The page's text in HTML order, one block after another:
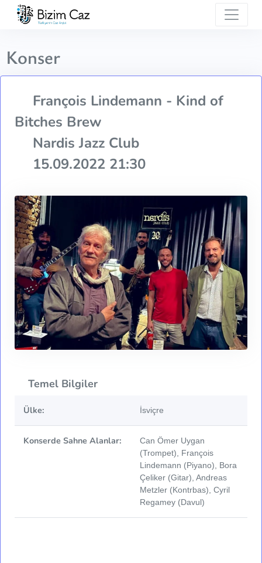
Konser
François Lindemann - Kind of
Bitches Brew
Nardis Jazz Club
15.09.2022 21:30
Temel Bilgiler
Ülke: İsviçre
Konserde Sahne Alanlar:
Can Ömer Uygan
(Trompet), François
Lindemann (Piyano), Bora
Çeliker (Gitar), Andreas
Metzler (Kontrbas), Cyril
Regamey (Davul)